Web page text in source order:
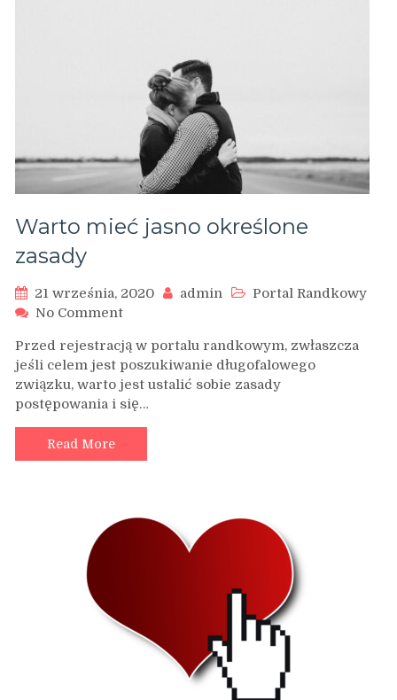
Warto mieć jasno określone
zasady
21 września, 2020 admin
Portal Randkowy
No Commenton
mieć
jasno
określone
zasady
Przed rejestracją w portalu randkowym, zwłaszcza
jeśli celem jest poszukiwanie długofalowego
związku, warto jest ustalić sobie zasady
postępowania i się…
Read More